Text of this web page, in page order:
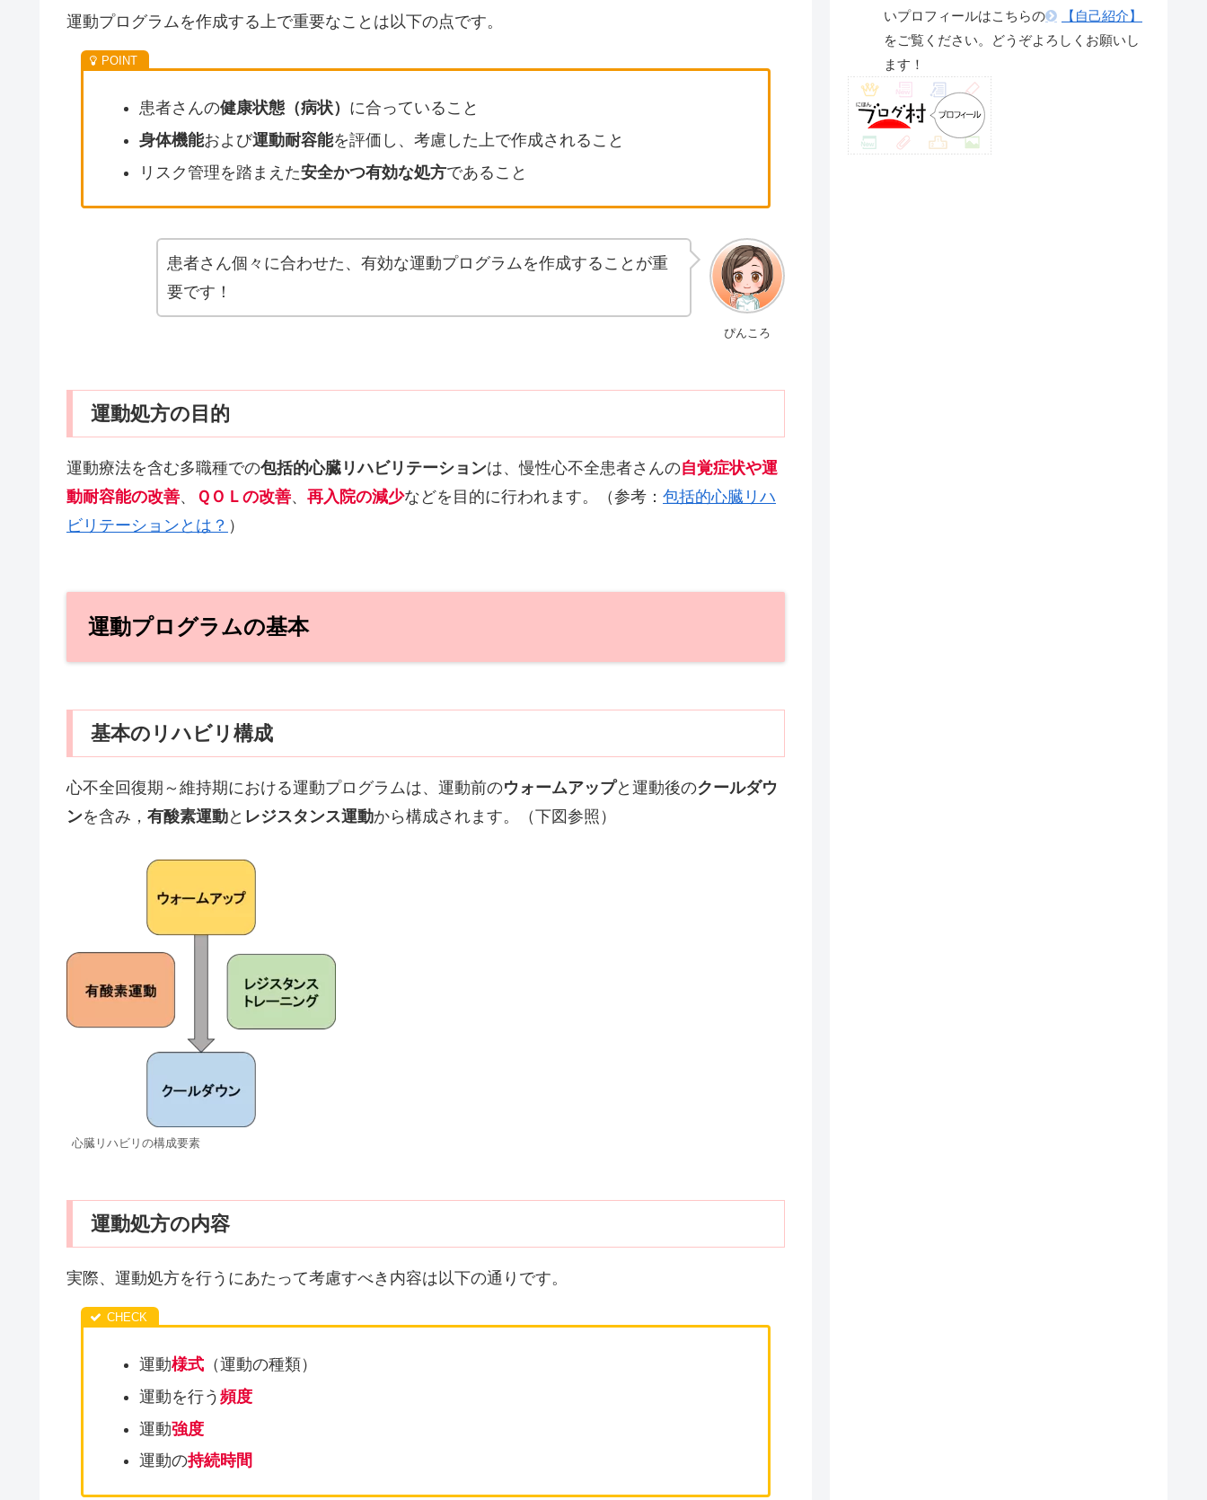
運動プログラムを作成する上で重要なことは以下の点です。
患者さんの健康状態（病状） に合っていること
身体機能および運動耐容能を評価し、考慮した上で作成されること
リスク管理を踏まえた安全かつ有効な処方であること
ぴんころ
患者さん個々に合わせた、有効な運動プログラムを作成することが重
要です！
運動処方の目的
運動療法を含む多職種での包括的心臓リハビリテーションは、慢性心不全患者さんの自覚症状や運
動耐容能の改善、 ＱＯＬの改善、 再入院の減少などを目的に行われます。（参考： 包括的心臓リハ
ビリテーションとは？ ）
運動プログラムの基本
基本のリハビリ構成
心不全回復期～維持期における運動プログラムは、運動前のウォームアップと運動後のクールダウ
ンを含み， 有酸素運動と レジスタンス運動から構成されます。（下図参照）
心臓リハビリの構成要素
運動処方の内容
実際、運動処方を行うにあたって考慮すべき内容は以下の通りです。
運動様式（運動の種類）
運動を行う 頻度
運動強度
運動の持続時間
いプロフィールはこちらの
【自己紹介】
をご覧ください。どうぞよろしくお願いし
ます！